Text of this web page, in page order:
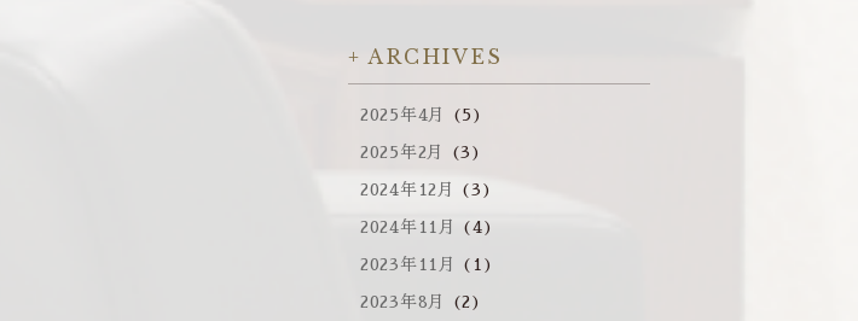
ARCHIVES
2025年4月 (5)
2025年2月 (3)
2024年12月 (3)
2024年11月 (4)
2023年11月 (1)
2023年8月 (2)